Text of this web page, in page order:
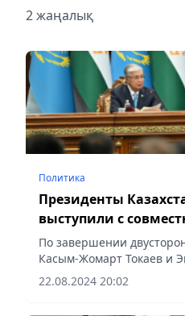
2 жаңалық
Политика
Президенты
выступили с
По завершении
Касым-Жомарт Токаев и
брифинг для
выступили с совместным
22.08.2024 20:02